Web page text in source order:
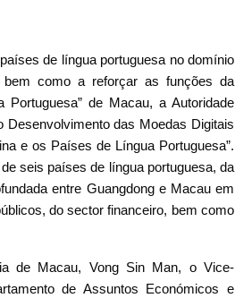
de língua portuguesa no domínio
bem como a reforçar as funções da
de Macau, a Autoridade
Desenvolvimento das Moedas Digitais
e os Países de Língua Portuguesa”.
seis países de língua portuguesa, da
entre Guangdong e Macau em
do sector financeiro, bem como
de Macau, Vong Sin Man, o Vice-
de Assuntos Económicos e